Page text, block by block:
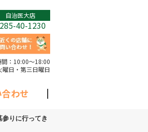
自治医大店
40-1230
： 10:00～18:00
曜日・第三日曜日
わせ
りに行ってき